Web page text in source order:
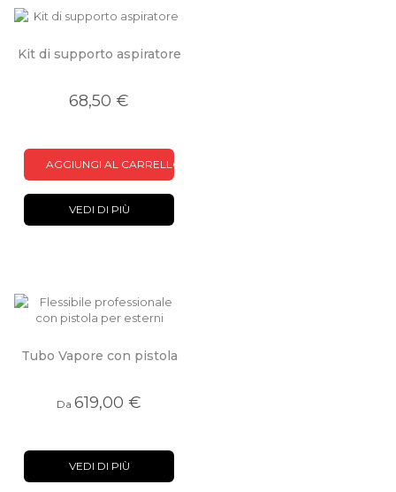
Kit di supporto aspiratore
68,50 €
AGGIUNGI AL CARRELLO
VEDI DI PIÙ
Tubo Vapore con pistola
Da 619,00 €
VEDI DI PIÙ